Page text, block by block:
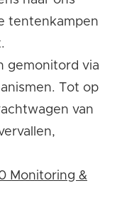
tentenkampen
gemonitord via
Tot op
van
Monitoring &